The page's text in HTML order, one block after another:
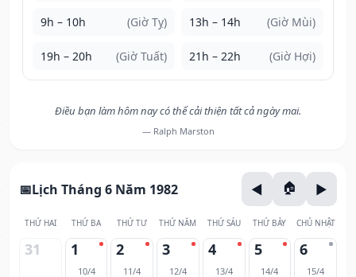
9h – 10h (Giờ Tỵ) 13h – 14h (Giờ Mùi)
19h – 20h (Giờ Tuất) 21h – 22h (Giờ Hợi)
Điều bạn làm hôm nay có thể cải thiện tất cả ngày mai.
— Ralph Marston
Lịch Tháng 6 Năm 1982
THỨ HAI THỨ BA THỨ TƯ THỨ NĂM THỨ SÁU THỨ BẢY CHỦ NHẬT
31 1
10/4
2
11/4
3
12/4
4
13/4
5
14/4
6
15/4